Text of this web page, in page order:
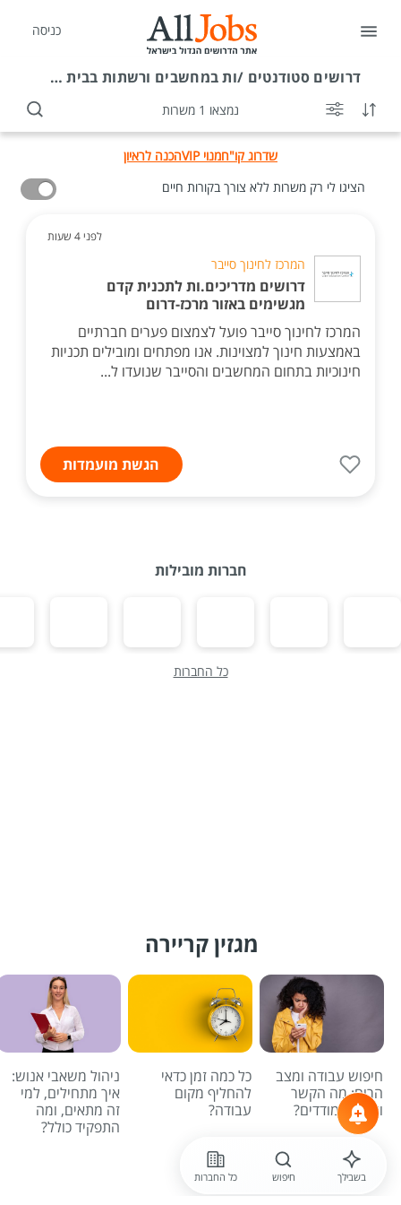
כניסה
דרושים סטודנטים /ות במחשבים ורשתות בבית שמש
נמצאו 1 משרות
שדרוג קו"חמנוי VIP
הכנה לראיון
הציגו לי רק משרות ללא צורך בקורות חיים
לפני 4 שעות
המרכז לחינוך סייבר
דרושים מדריכים.ות לתכנית קדם
מגשימים באזור מרכז-דרום
המרכז לחינוך סייבר פועל לצמצום פערים חברתיים
באמצעות חינוך למצוינות. אנו מפתחים ומובילים תכניות
חינוכיות בתחום המחשבים והסייבר שנועדו ל...
הגשת מועמדות
חברות מובילות
כל החברות
מגזין קריירה
חיפוש עבודה ומצב
הרוח: מה הקשר
ואיך מתמודדים?
כל כמה זמן כדאי
להחליף מקום
עבודה?
ניהול משאבי אנוש:
איך מתחילים, למי
זה מתאים, ומה
התפקיד כולל?
לכל הכתבות
בשבילך חיפוש כל החברות